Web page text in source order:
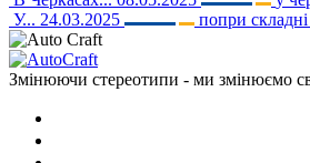
У... 24.03.2025 попри
Змінюючи стереотипи - ми змінюємо